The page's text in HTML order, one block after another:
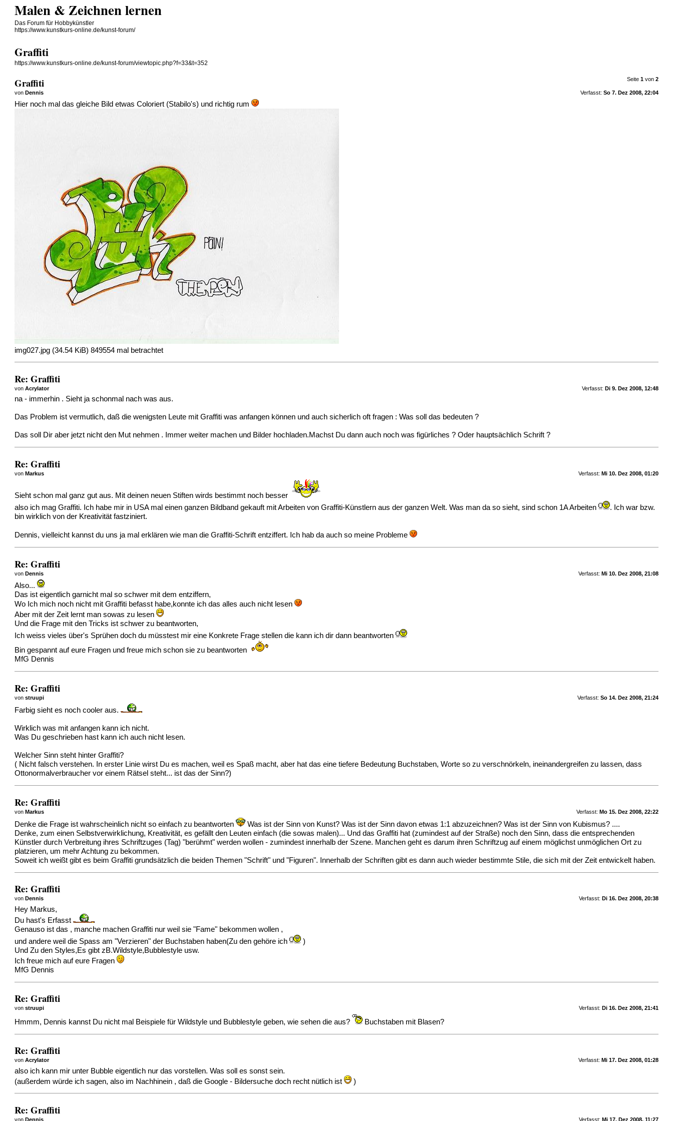
Malen & Zeichnen lernen
Das Forum für Hobbykünstler
https://www.kunstkurs-online.de/kunst-forum/
Graffiti
https://www.kunstkurs-online.de/kunst-forum/viewtopic.php?f=33&t=352
Seite 1von 2
Graffiti
Verfasst: So 7. Dez 2008, 22:04
vonDennis
Hier noch mal das gleiche Bild etwas Coloriert (Stabilo's) und richtig rum
img027.jpg (34.54 KiB) 849554 mal betrachtet
Re: Graffiti
Verfasst: Di 9. Dez 2008, 12:48
vonAcrylator
na - immerhin . Sieht ja schonmal nach was aus.
Das Problem ist vermutlich, daß die wenigsten Leute mit Graffiti was anfangen können und auch sicherlich oft fragen : Was soll das bedeuten ?
Das soll Dir aber jetzt nicht den Mut nehmen . Immer weiter machen und Bilder hochladen.Machst Du dann auch noch was figürliches ? Oder hauptsächlich Schrift ?
Re: Graffiti
Verfasst: Mi 10. Dez 2008, 01:20
vonMarkus
Sieht schon mal ganz gut aus. Mit deinen neuen Stiften wirds bestimmt noch besser
also ich mag Graffiti. Ich habe mir in USA mal einen ganzen Bildband gekauft mit Arbeiten von Graffiti-Künstlern aus der ganzen Welt. Was man da so sieht, sind schon 1A Arbeiten
. Ich war bzw.
bin wirklich von der Kreativität fastziniert.
Dennis, vielleicht kannst du uns ja mal erklären wie man die Graffiti-Schrift entziffert. Ich hab da auch so meine Probleme
Re: Graffiti
Verfasst: Mi 10. Dez 2008, 21:08
vonDennis
Also...
Das ist eigentlich garnicht mal so schwer mit dem entziffern,
Wo Ich mich noch nicht mit Graffiti befasst habe,konnte ich das alles auch nicht lesen
Aber mit der Zeit lernt man sowas zu lesen
Und die Frage mit den Tricks ist schwer zu beantworten,
Ich weiss vieles über's Sprühen doch du müsstest mir eine Konkrete Frage stellen die kann ich dir dann beantworten
Bin gespannt auf eure Fragen und freue mich schon sie zu beantworten
MfG Dennis
Re: Graffiti
Verfasst: So 14. Dez 2008, 21:24
vonstruupi
Farbig sieht es noch cooler aus.
Wirklich was mit anfangen kann ich nicht.
Was Du geschrieben hast kann ich auch nicht lesen.
Welcher Sinn steht hinter Graffiti?
( Nicht falsch verstehen. In erster Linie wirst Du es machen, weil es Spaß macht, aber hat das eine tiefere Bedeutung Buchstaben, Worte so zu verschnörkeln, ineinandergreifen zu lassen, dass
Ottonormalverbraucher vor einem Rätsel steht... ist das der Sinn?)
Re: Graffiti
Verfasst: Mo 15. Dez 2008, 22:22
vonMarkus
Denke die Frage ist wahrscheinlich nicht so einfach zu beantworten
Was ist der Sinn von Kunst? Was ist der Sinn davon etwas 1:1 abzuzeichnen? Was ist der Sinn von Kubismus? ....
Denke, zum einen Selbstverwirklichung, Kreativität, es gefällt den Leuten einfach (die sowas malen)... Und das Graffiti hat (zumindest auf der Straße) noch den Sinn, dass die entsprechenden
Künstler durch Verbreitung ihres Schriftzuges (Tag) "berühmt" werden wollen - zumindest innerhalb der Szene. Manchen geht es darum ihren Schriftzug auf einem möglichst unmöglichen Ort zu
platzieren, um mehr Achtung zu bekommen.
Soweit ich weißt gibt es beim Graffiti grundsätzlich die beiden Themen "Schrift" und "Figuren". Innerhalb der Schriften gibt es dann auch wieder bestimmte Stile, die sich mit der Zeit entwickelt haben.
Re: Graffiti
Verfasst: Di 16. Dez 2008, 20:38
von Dennis
Hey Markus,
Du hast's Erfasst
Genauso ist das , manche machen Graffiti nur weil sie "Fame" bekommen wollen ,
und andere weil die Spass am "Verzieren" der Buchstaben haben(Zu den gehöre ich
)
Und Zu den Styles,Es gibt zB.Wildstyle,Bubblestyle usw.
Ich freue mich auf eure Fragen
MfG Dennis
Re: Graffiti
Verfasst: Di 16. Dez 2008, 21:41
vonstruupi
Hmmm, Dennis kannst Du nicht mal Beispiele für Wildstyle und Bubblestyle geben, wie sehen die aus? Buchstaben mit Blasen?
Re: Graffiti
Verfasst: Mi 17. Dez 2008, 01:28
vonAcrylator
also ich kann mir unter Bubble eigentlich nur das vorstellen. Was soll es sonst sein.
(außerdem würde ich sagen, also im Nachhinein , daß die Google - Bildersuche doch recht nütlich ist
)
Re: Graffiti
Verfasst: Mi 17. Dez 2008, 11:27
vonDennis